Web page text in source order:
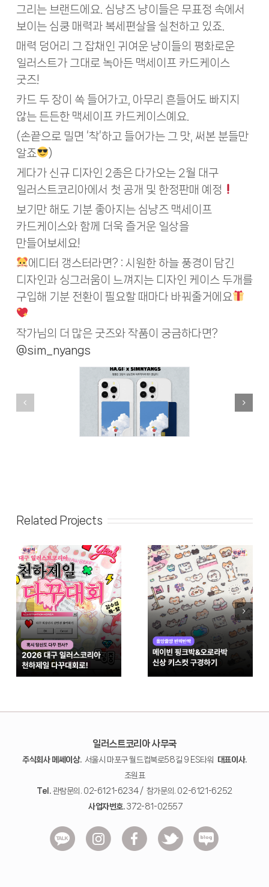
그리는 브랜드에요. 심냥즈 냥이들은 무표정 속에서
보이는 심쿵 매력과 복세편살을 실천하고 있죠.
매력 덩어리 그 잡채인 귀여운 냥이들의 평화로운
일러스트가 그대로 녹아든 맥세이프 카드케이스
굿즈!
카드 두 장이 쏙 들어가고, 아무리 흔들어도 빠지지
않는 든든한 맥세이프 카드케이스예요.
(손끝으로 밀면 ‘착’하고 들어가는 그 맛, 써본 분들만
알죠
)
게다가 신규 디자인 2종은 다가오는 2월 대구
일러스트코리아에서 첫 공개 및 한정판매 예정
보기만 해도 기분 좋아지는 심냥즈 맥세이프
카드케이스와 함께 더욱 즐거운 일상을
만들어보세요!
에디터 갱스터라면? : 시원한 하늘 풍경이 담긴
디자인과 싱그러움이 느껴지는 디자인 케이스 두개를
구입해 기분 전환이 필요할 때마다 바꿔줄거에요
작가님의 더 많은 굿즈와 작품이 궁금하다면?
@sim_nyangs
Related Projects
일러스트코리아 사무국
주식회사 메쎄이상.서울시 마포구 월드컵북로58길 9 ES타워
대표이사.
조원표
Tel.관람문의. 02-6121-6234 / 참가문의. 02-6121-6252
사업자번호.372-81-02557